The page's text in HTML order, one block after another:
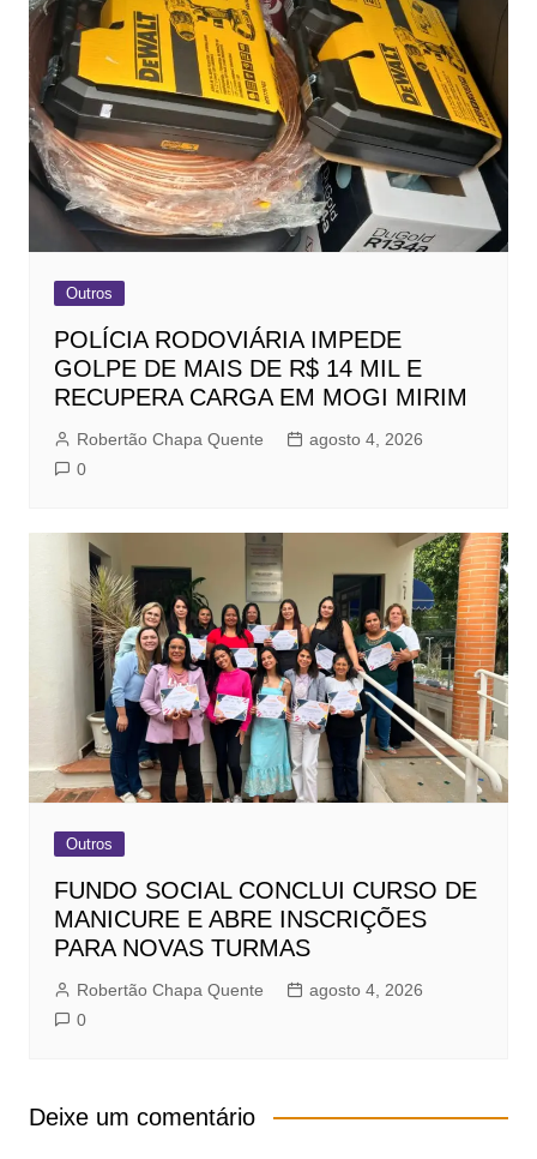
Outros
POLÍCIA RODOVIÁRIA IMPEDE
GOLPE DE MAIS DE R$ 14 MIL E
RECUPERA CARGA EM MOGI MIRIM
Robertão Chapa Quente
agosto 4, 2026
0
Outros
FUNDO SOCIAL CONCLUI CURSO DE
MANICURE E ABRE INSCRIÇÕES
PARA NOVAS TURMAS
Robertão Chapa Quente
agosto 4, 2026
0
Deixe um comentário